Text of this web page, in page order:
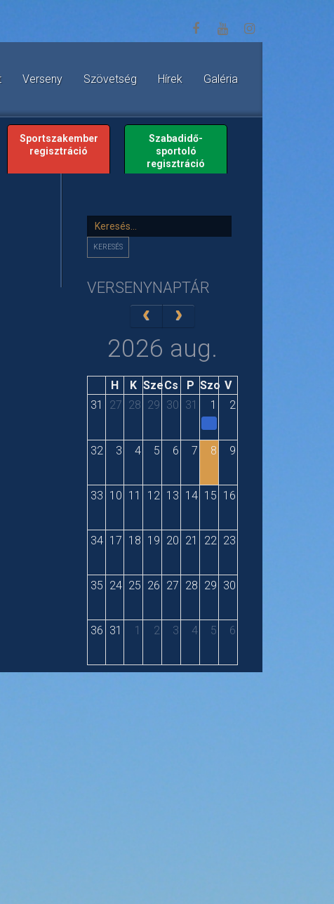
Verseny Szövetség Hírek Galéria
Sportszakember
regisztráció
Szabadidő-
sportoló
regisztráció
Keresés...
KERESÉS
VERSENYNAPTÁR
2026 aug.
H K SzeCs P Szo V
31
27 28 29 30 31 1 2
32 3 4 5 6 7 8 9
33 10 11 12 13 14 15 16
34 17 18 19 20 21 22 23
35 24 25 26 27 28 29 30
36 31 1 2 3 4 5 6